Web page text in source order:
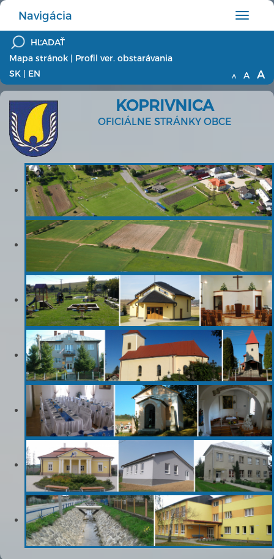
Hlavné
menu
Navigácia
Mapa stránok | Profil ver. obstarávania
SK | EN A A A
KOPRIVNICA
OFICIÁLNE STRÁNKY OBCE